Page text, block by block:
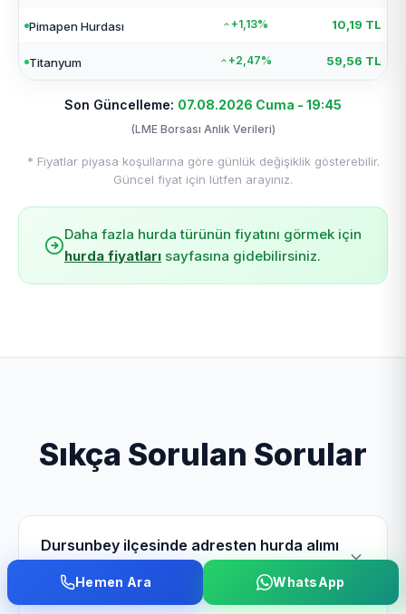
Pimapen Hurdası +1,13% 10,19 TL
Titanyum +2,47% 59,56 TL
Son Güncelleme: 07.08.2026 Cuma - 19:45
(LME Borsası Anlık Verileri)
* Fiyatlar piyasa koşullarına göre günlük değişiklik gösterebilir.
Güncel fiyat için lütfen arayınız.
Daha fazla hurda türünün fiyatını görmek için
hurda fiyatları sayfasına gidebilirsiniz.
Sıkça Sorulan Sorular
Dursunbey ilçesinde adresten hurda alımı
Evet, Dursunbey Hurdacı olarak Dursunbey ilçesinde
Hemen Ara WhatsApp